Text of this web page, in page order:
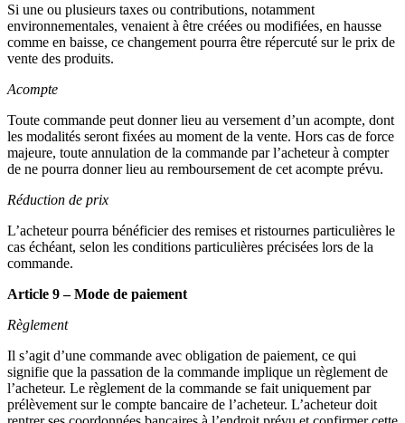
Si une ou plusieurs taxes ou contributions, notamment
environnementales, venaient à être créées ou modifiées, en hausse
comme en baisse, ce changement pourra être répercuté sur le prix de
vente des produits.
Acompte
Toute commande peut donner lieu au versement d’un acompte, dont
les modalités seront fixées au moment de la vente. Hors cas de force
majeure, toute annulation de la commande par l’acheteur à compter
de ne pourra donner lieu au remboursement de cet acompte prévu.
Réduction de prix
L’acheteur pourra bénéficier des remises et ristournes particulières le
cas échéant, selon les conditions particulières précisées lors de la
commande.
Article 9 – Mode de paiement
Règlement
Il s’agit d’une commande avec obligation de paiement, ce qui
signifie que la passation de la commande implique un règlement de
l’acheteur. Le règlement de la commande se fait uniquement par
prélèvement sur le compte bancaire de l’acheteur. L’acheteur doit